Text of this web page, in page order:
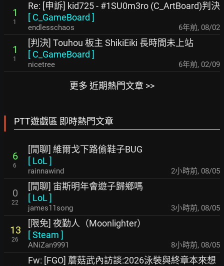
1
1
Re: [申訴] kid725 - #1SU0m3ro (C_ArtBoard)判決
[ C_GameBoard ]
endlesschaos 6年前, 08/02
1
1
[判決] Touhou 板主 ShikiEiki 長時間未上站
[ C_GameBoard ]
nicetree 6年前, 02/09
更多 近期熱門文章 >>
PTT遊戲區 即時熱門文章
6
6
[閒聊] 維爾戈下路偷鞋子BUG
[ LoL ]
rainnawind 2小時前, 08/05
0
22
[閒聊] 宙斯明年會遊子歸鄉嗎
[ LoL ]
james11song 3小時前, 08/05
13
26
[限免] 夜勤人（Moonlighter）
[Steam ]
ANiZan9991 8小時前, 08/05
Fw: [FGO] 蘑菇武內訪談:2026泳裝與終章本來想